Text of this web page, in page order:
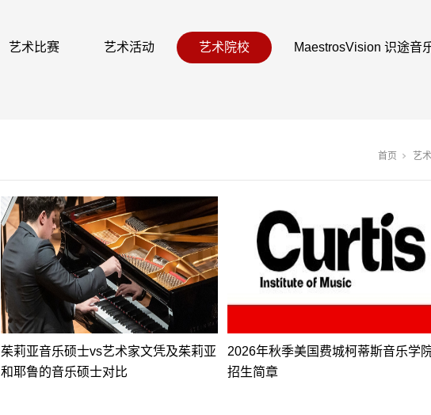
艺术比赛 艺术活动 艺术院校 MaestrosVision 识途音
首页 艺
茱莉亚音乐硕士vs艺术家文凭及茱莉亚
和耶鲁的音乐硕士对比
2026年秋季美国费城柯蒂斯音乐学
招生简章